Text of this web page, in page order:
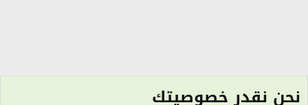
نحن نقدر خصوصيتك